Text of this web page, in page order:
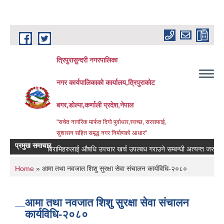
Skip to main content
त्रिपुरासुन्दरी नगरपालिका
नगर कार्यपालिकाको कार्यालय,त्रिपुराकोट
बगर,डोल्पा,कर्णाली प्रदेश,नेपाल
"सचेत नागरिक मार्फत दिगो पुर्वाधार,स्वच्छ, सरसफाई,
सुशासन सहित समृद्ध नगर निर्माणको आधार"
प्रमुख समाचार
बिरामिहरुलाई ‍‌औषधि उपचार खर्च उपल्बध गराउने सम्बन्धी अत्यन्त जरुरी सुचना
You are here
Home » आमा तथा नवजात शिशु सुरक्षा सेवा संचालन कार्यविधि-२०८०
आमा तथा नवजात शिशु सुरक्षा सेवा संचालन
कार्यविधि-२०८०